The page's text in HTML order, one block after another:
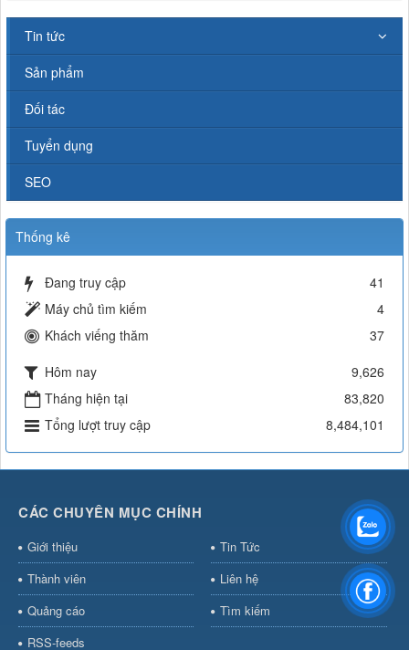
Tin tức
Sản phẩm
Đối tác
Tuyển dụng
SEO
Thống kê
Đang truy cập
41
Máy chủ tìm kiếm
4
Khách viếng thăm
37
Hôm nay
9,626
Tháng hiện tại
83,820
Tổng lượt truy cập
8,484,101
CÁC CHUYÊN MỤC CHÍNH
Giới thiệu
Tin Tức
Thành viên
Liên hệ
Quảng cáo
Tìm kiếm
RSS-feeds